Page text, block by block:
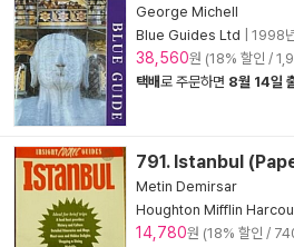
George Michell
Blue Guides Ltd
1998
38,560원 (18% 할인 /
택배로 주문하면 8월 14일
791. Istanbul
Metin Demirsar
Houghton Mifflin
14,780원 (18% 할인 /